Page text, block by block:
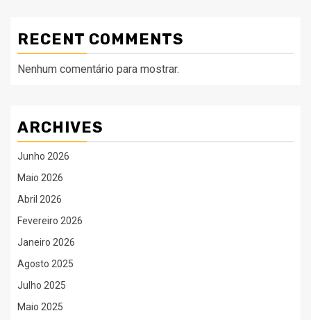
RECENT COMMENTS
Nenhum comentário para mostrar.
ARCHIVES
Junho 2026
Maio 2026
Abril 2026
Fevereiro 2026
Janeiro 2026
Agosto 2025
Julho 2025
Maio 2025